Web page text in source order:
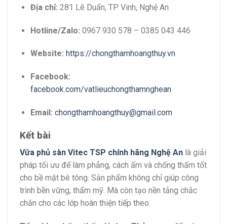
Địa chỉ: 281 Lê Duẩn, TP Vinh, Nghệ An
Hotline/Zalo: 0967 930 578 – 0385 043 446
Website: https://chongthamhoangthuy.vn
Facebook:
facebook.com/vatlieuchongthamnghean
Email: chongthamhoangthuy@gmail.com
Kết bài
Vữa phủ sàn Vitec TSP chính hãng Nghệ An là giải
pháp tối ưu để làm phẳng, cách ẩm và chống thấm tốt
cho bề mặt bê tông. Sản phẩm không chỉ giúp công
trình bền vững, thẩm mỹ. Mà còn tạo nền tảng chắc
chắn cho các lớp hoàn thiện tiếp theo.